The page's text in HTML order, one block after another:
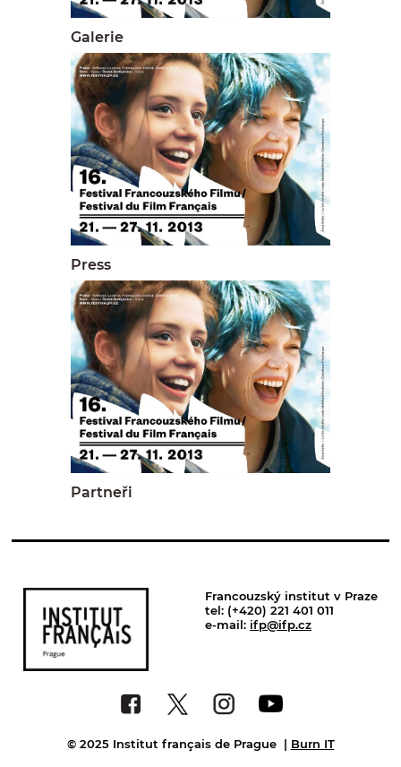
Galerie
Press
Partneři
Francouzský institut v Praze
tel: (+420) 221 401 011
e-mail: ifp@ifp.cz
© 2025 Institut français de Prague | Burn IT